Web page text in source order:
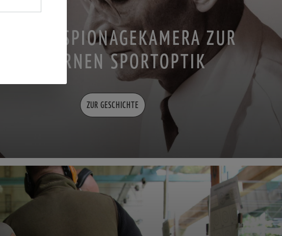
VON DER SPIONAGEKAMERA ZUR
MODERNEN SPORTOPTIK
ZUR GESCHICHTE